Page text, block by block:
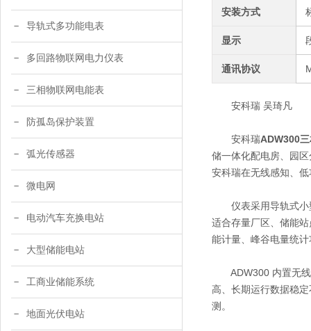
导轨式多功能电表
多回路物联网电力仪表
三相物联网电能表
防孤岛保护装置
弧光传感器
微电网
电动汽车充换电站
大型储能电站
工商业储能系统
地面光伏电站
安装方式
显示
通讯协议
安科瑞 吴琦凡
安科瑞ADW300
储一体化配电房、园
安科瑞在无线感知、
仪表采用导轨式小型
适合存量厂区、储能
能计量、峰谷电量统
ADW300 内置无线
高、长期运行数据稳
测。